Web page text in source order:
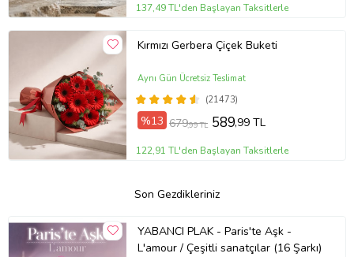
137,49 TL'den Başlayan Taksitlerle
Kırmızı Gerbera Çiçek Buketi
(21473)
Aynı Gün Ücretsiz Teslimat
%13 679,99 TL 589,99 TL
122,91 TL'den Başlayan Taksitlerle
Son Gezdikleriniz
YABANCI PLAK - Paris'te Aşk -
L'amour / Çeşitli sanatçılar (16 Şarkı)